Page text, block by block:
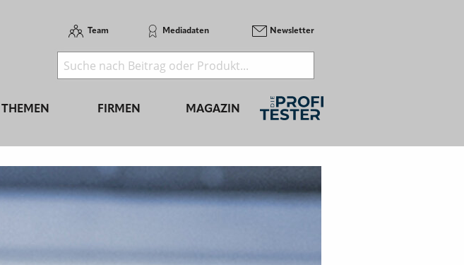
Team Mediadaten Newsletter
THEMEN FIRMEN MAGAZIN